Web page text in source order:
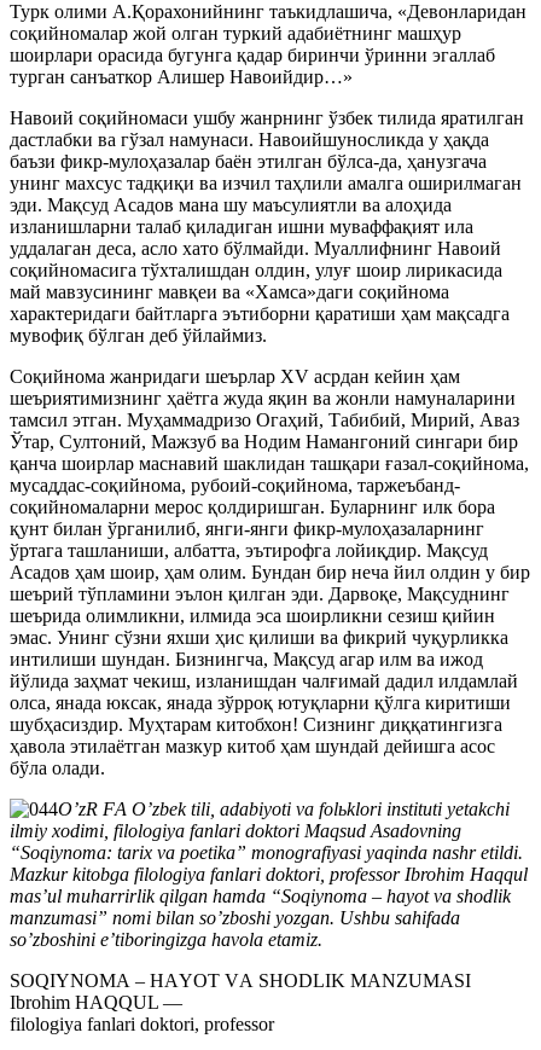
Турк олими А.Қорахонийнинг таъкидлашича, «Девонларидан
соқийномалар жой олган туркий адабиётнинг машҳур
шоирлари орасида бугунга қадар биринчи ўринни эгаллаб
турган санъаткор Алишер Навоийдир…»
Навоий соқийномаси ушбу жанрнинг ўзбек тилида яратилган
дастлабки ва гўзал намунаси. Навоийшуносликда у ҳақда
баъзи фикр-мулоҳазалар баён этилган бўлса-да, ҳанузгача
унинг махсус тадқиқи ва изчил таҳлили амалга оширилмаган
эди. Мақсуд Асадов мана шу маъсулиятли ва алоҳида
изланишларни талаб қиладиган ишни муваффақият ила
уддалаган деса, асло хато бўлмайди. Муаллифнинг Навоий
соқийномасига тўхталишдан олдин, улуғ шоир лирикасида
май мавзусининг мавқеи ва «Хамса»даги соқийнома
характеридаги байтларга эътиборни қаратиши ҳам мақсадга
мувофиқ бўлган деб ўйлаймиз.
Соқийнома жанридаги шеърлар XV асрдан кейин ҳам
шеъриятимизнинг ҳаётга жуда яқин ва жонли намуналарини
тамсил этган. Муҳаммадризо Огаҳий, Табибий, Мирий, Аваз
Ўтар, Султоний, Мажзуб ва Нодим Намангоний сингари бир
қанча шоирлар маснавий шаклидан ташқари ғазал-соқийнома,
мусаддас-соқийнома, рубоий-соқийнома, таржеъбанд-
соқийномаларни мерос қолдиришган. Буларнинг илк бора
қунт билан ўрганилиб, янги-янги фикр-мулоҳазаларнинг
ўртага ташланиши, албатта, эътирофга лойиқдир. Мақсуд
Асадов ҳам шоир, ҳам олим. Бундан бир неча йил олдин у бир
шеърий тўпламини эълон қилган эди. Дарвоқе, Мақсуднинг
шеърида олимликни, илмида эса шоирликни сезиш қийин
эмас. Унинг сўзни яхши ҳис қилиши ва фикрий чуқурликка
интилиши шундан. Бизнингча, Мақсуд агар илм ва ижод
йўлида заҳмат чекиш, изланишдан чалғимай дадил илдамлай
олса, янада юксак, янада зўрроқ ютуқларни қўлга киритиши
шубҳасиздир. Муҳтарам китобхон! Сизнинг диққатингизга
ҳавола этилаётган мазкур китоб ҳам шундай дейишга асос
бўла олади.
OʼzR FА Oʼzbek tili, adabiyoti va folьklori instituti yetakchi
ilmiy xodimi, filologiya fanlari doktori Maqsud Аsadovning
“Soqiynoma: tarix va poetika” monografiyasi yaqinda nashr etildi.
Mazkur kitobga filologiya fanlari doktori, professor Ibrohim Haqqul
masʼul muharrirlik qilgan hamda “Soqiynoma – hayot va shodlik
manzumasi” nomi bilan soʼzboshi yozgan. Ushbu sahifada
soʼzboshini eʼtiboringizga havola etamiz.
SOQIYNOMА – HАYOT VА SHODLIK MАNZUMАSI
Ibrohim HАQQUL —
filologiya fanlari doktori, professor